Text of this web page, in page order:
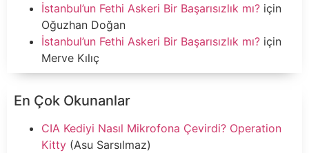
İstanbul’un Fethi Askeri Bir Başarısızlık mı? için
Oğuzhan Doğan
İstanbul’un Fethi Askeri Bir Başarısızlık mı? için
Merve Kılıç
En Çok Okunanlar
CIA Kediyi Nasıl Mikrofona Çevirdi? Operation
Kitty (Asu Sarsılmaz)